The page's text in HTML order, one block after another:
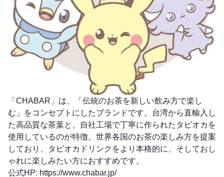
「CHABAR」は、「伝統のお茶を新しい飲み方で楽し
む」をコンセプトにしたブランドです。台湾から直輸入し
た高品質な茶葉と、自社工場で丁寧に作られたタピオカを
使用しているのが特徴。世界各国のお茶の楽しみ方を提案
しており、タピオカドリンクをより本格的に、そしておし
ゃれに楽しみたい方におすすめです。
公式HP: https://www.chabar.jp/